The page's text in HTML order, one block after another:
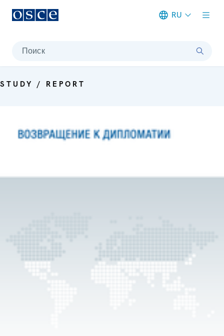
RU
Поиск
STUDY / REPORT